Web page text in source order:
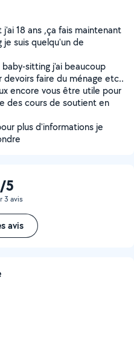
18 ans ,ça fais maintenant
suis quelqu'un de
sitting j'ai beaucoup
devoirs faire du ménage etc..
encore vous être utile pour
des cours de soutient en
plus d'informations je
5
3 avis
avis